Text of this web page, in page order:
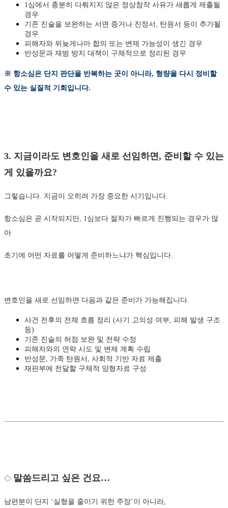
1심에서 충분히 다뤄지지 않은 정상참작 사유가 새롭게 제출될
경우
기존 진술을 보완하는 서면 증거나 진정서, 탄원서 등이 추가될
경우
피해자와 뒤늦게나마 합의 또는 변제 가능성이 생긴 경우
반성문과 재범 방지 대책이 구체적으로 정리된 경우
※ 항소심은 단지 판단을 반복하는 곳이 아니라, 형량을 다시 정비할
수 있는 실질적 기회입니다.
3. 지금이라도 변호인을 새로 선임하면, 준비할 수 있는
게 있을까요?
그렇습니다. 지금이 오히려 가장 중요한 시기입니다.
항소심은 곧 시작되지만, 1심보다 절차가 빠르게 진행되는 경우가 많
아
초기에 어떤 자료를 어떻게 준비하느냐가 핵심입니다.
변호인을 새로 선임하면 다음과 같은 준비가 가능해집니다.
사건 전후의 전체 흐름 정리 (사기 고의성 여부, 피해 발생 구조
등)
기존 진술의 허점 보완 및 전략 수정
피해자와의 연락 시도 및 변제 계획 수립
반성문, 가족 탄원서, 사회적 기반 자료 제출
재판부에 전달할 구체적 양형자료 구성
◇ 말씀드리고 싶은 건요…
남편분이 단지 ‘실형을 줄이기 위한 주장’이 아니라,